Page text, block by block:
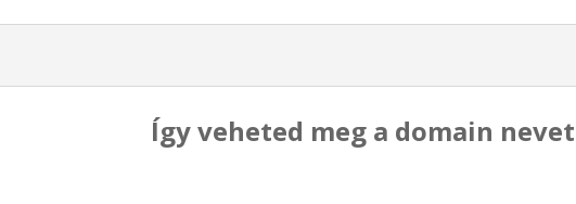
Így veheted meg a domain nevet